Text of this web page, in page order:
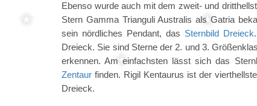
Ebenso wurde auch mit dem zweit- und
Stern Gamma Trianguli Australis als Gatria
sein nördliches Pendant, das Sternbild Dreieck
Dreieck. Sie sind Sterne der 2. und 3.
erkennen. Am einfachsten lässt sich das
Zentaur finden. Rigil Kentaurus ist der
Dreieck.